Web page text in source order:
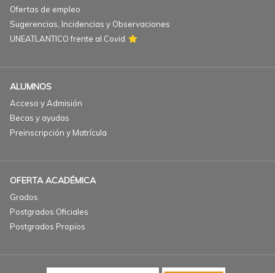
Ofertas de empleo
Sugerencias, Incidencias y Observaciones
UNEATLANTICO frente al Covid
ALUMNOS
Acceso y Admisión
Becas y ayudas
Preinscripción y Matrícula
OFERTA ACADÉMICA
Grados
Postgrados Oficiales
Postgrados Propios